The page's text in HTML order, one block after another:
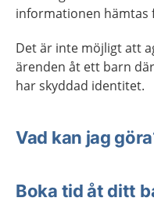
informationen hämtas
Det är inte möjligt att
ärenden åt ett barn
har skyddad identitet.
Vad kan jag
Boka tid åt ditt